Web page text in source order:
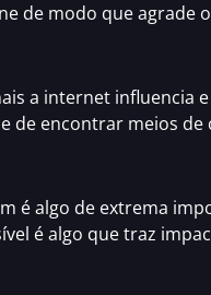
de modo que agrade
a internet influencia
de encontrar meios
é algo de extrema
é algo que traz